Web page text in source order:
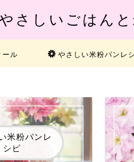
さしいごはん
ール やさしい米粉パンレ
米粉パンレ
シピ